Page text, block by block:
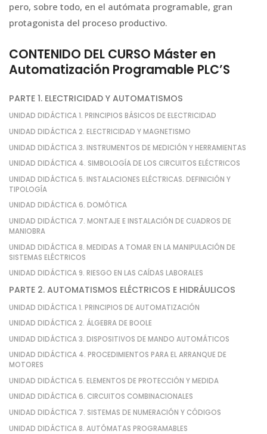
pero, sobre todo, en el autómata programable, gran
protagonista del proceso productivo.
CONTENIDO DEL CURSO Máster en
Automatización Programable PLC’S
PARTE 1. ELECTRICIDAD Y AUTOMATISMOS
UNIDAD DIDÁCTICA 1. PRINCIPIOS BÁSICOS DE ELECTRICIDAD
UNIDAD DIDÁCTICA 2. ELECTRICIDAD Y MAGNETISMO
UNIDAD DIDÁCTICA 3. INSTRUMENTOS DE MEDICIÓN Y HERRAMIENTAS
UNIDAD DIDÁCTICA 4. SIMBOLOGÍA DE LOS CIRCUITOS ELÉCTRICOS
UNIDAD DIDÁCTICA 5. INSTALACIONES ELÉCTRICAS. DEFINICIÓN Y
TIPOLOGÍA
UNIDAD DIDÁCTICA 6. DOMÓTICA
UNIDAD DIDÁCTICA 7. MONTAJE E INSTALACIÓN DE CUADROS DE
MANIOBRA
UNIDAD DIDÁCTICA 8. MEDIDAS A TOMAR EN LA MANIPULACIÓN DE
SISTEMAS ELÉCTRICOS
UNIDAD DIDÁCTICA 9. RIESGO EN LAS CAÍDAS LABORALES
PARTE 2. AUTOMATISMOS ELÉCTRICOS E HIDRÁULICOS
UNIDAD DIDÁCTICA 1. PRINCIPIOS DE AUTOMATIZACIÓN
UNIDAD DIDÁCTICA 2. ÁLGEBRA DE BOOLE
UNIDAD DIDÁCTICA 3. DISPOSITIVOS DE MANDO AUTOMÁTICOS
UNIDAD DIDÁCTICA 4. PROCEDIMIENTOS PARA EL ARRANQUE DE
MOTORES
UNIDAD DIDÁCTICA 5. ELEMENTOS DE PROTECCIÓN Y MEDIDA
UNIDAD DIDÁCTICA 6. CIRCUITOS COMBINACIONALES
UNIDAD DIDÁCTICA 7. SISTEMAS DE NUMERACIÓN Y CÓDIGOS
UNIDAD DIDÁCTICA 8. AUTÓMATAS PROGRAMABLES